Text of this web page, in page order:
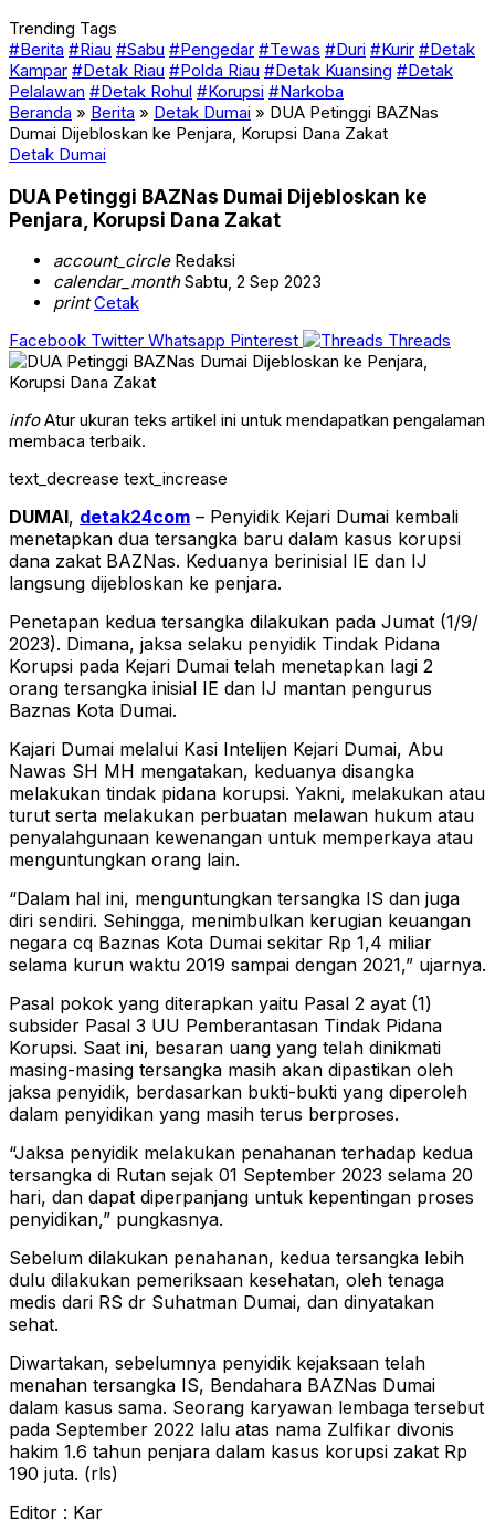
Trending Tags
#Berita #Riau #Sabu #Pengedar #Tewas #Duri #Kurir #Detak
Kampar #Detak Riau #Polda Riau #Detak Kuansing #Detak
Pelalawan #Detak Rohul #Korupsi #Narkoba
Beranda » Berita » Detak Dumai » DUA Petinggi BAZNas
Dumai Dijebloskan ke Penjara, Korupsi Dana Zakat
Detak Dumai
DUA Petinggi BAZNas Dumai Dijebloskan ke
Penjara, Korupsi Dana Zakat
account_circleRedaksi
calendar_monthSabtu, 2 Sep 2023
print Cetak
Facebook Twitter Whatsapp Pinterest Threads
infoAtur ukuran teks artikel ini untuk mendapatkan pengalaman
membaca terbaik.
text_decrease text_increase
DUMAI, detak24com – Penyidik Kejari Dumai kembali
menetapkan dua tersangka baru dalam kasus korupsi
dana zakat BAZNas. Keduanya berinisial IE dan IJ
langsung dijebloskan ke penjara.
Penetapan kedua tersangka dilakukan pada Jumat (1/9/
2023). Dimana, jaksa selaku penyidik Tindak Pidana
Korupsi pada Kejari Dumai telah menetapkan lagi 2
orang tersangka inisial IE dan IJ mantan pengurus
Baznas Kota Dumai.
Kajari Dumai melalui Kasi Intelijen Kejari Dumai, Abu
Nawas SH MH mengatakan, keduanya disangka
melakukan tindak pidana korupsi. Yakni, melakukan atau
turut serta melakukan perbuatan melawan hukum atau
penyalahgunaan kewenangan untuk memperkaya atau
menguntungkan orang lain.
“Dalam hal ini, menguntungkan tersangka IS dan juga
diri sendiri. Sehingga, menimbulkan kerugian keuangan
negara cq Baznas Kota Dumai sekitar Rp 1,4 miliar
selama kurun waktu 2019 sampai dengan 2021,” ujarnya.
Pasal pokok yang diterapkan yaitu Pasal 2 ayat (1)
subsider Pasal 3 UU Pemberantasan Tindak Pidana
Korupsi. Saat ini, besaran uang yang telah dinikmati
masing-masing tersangka masih akan dipastikan oleh
jaksa penyidik, berdasarkan bukti-bukti yang diperoleh
dalam penyidikan yang masih terus berproses.
“Jaksa penyidik melakukan penahanan terhadap kedua
tersangka di Rutan sejak 01 September 2023 selama 20
hari, dan dapat diperpanjang untuk kepentingan proses
penyidikan,” pungkasnya.
Sebelum dilakukan penahanan, kedua tersangka lebih
dulu dilakukan pemeriksaan kesehatan, oleh tenaga
medis dari RS dr Suhatman Dumai, dan dinyatakan
sehat.
Diwartakan, sebelumnya penyidik kejaksaan telah
menahan tersangka IS, Bendahara BAZNas Dumai
dalam kasus sama. Seorang karyawan lembaga tersebut
pada September 2022 lalu atas nama Zulfikar divonis
hakim 1.6 tahun penjara dalam kasus korupsi zakat Rp
190 juta. (rls)
Editor : Kar